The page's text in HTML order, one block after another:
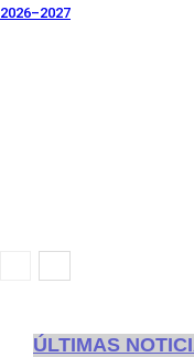
2026–2027
ÚLTIMAS